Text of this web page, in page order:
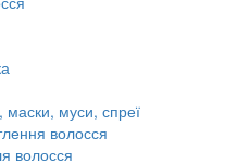
маски, муси, спреї
волосся
волосся